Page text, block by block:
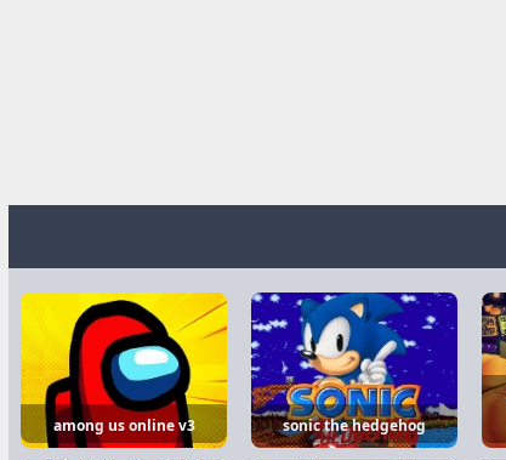
among us online v3 sonic the hedgehog